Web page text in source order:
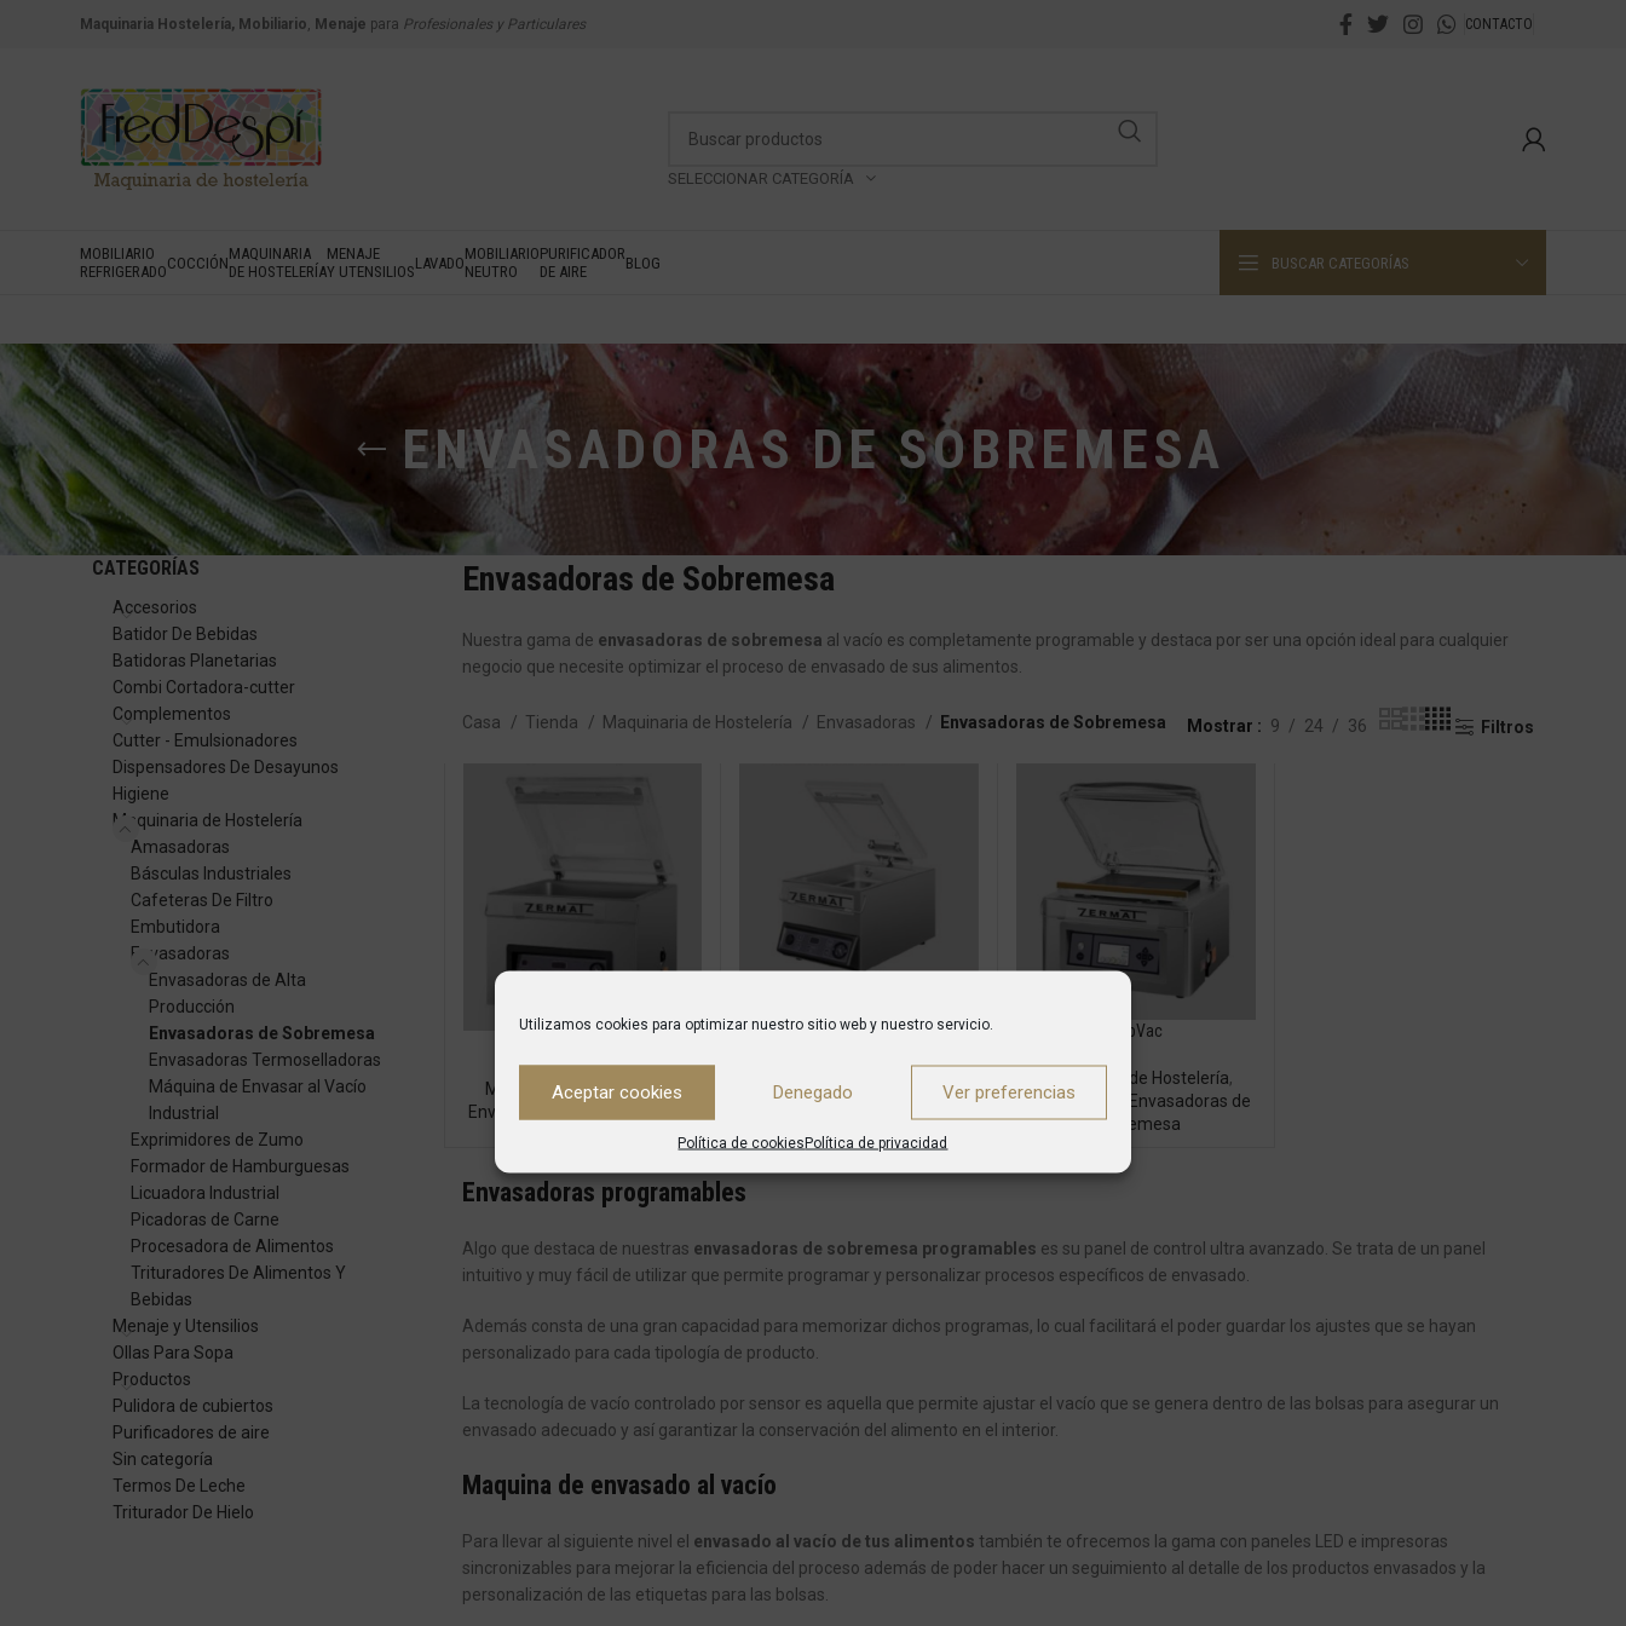
Utilizamos cookies para optimizar nuestro sitio web y nuestro servicio.
Aceptar cookies Denegado Ver preferencias
Política de cookiesPolítica de privacidad
Maquinaria Hostelería, Mobiliario, Menaje para Profesionales y Particulares CONTACTO
SELECCIONAR CATEGORÍA
MOBILIARIO
REFRIGERADOCOCCIÓNMAQUINARIA
DE HOSTELERÍA
MENAJE
Y UTENSILIOSLAVADOMOBILIARIO
NEUTRO
PURIFICADOR
DE AIRE
BLOG BUSCAR CATEGORÍAS
ENVASADORAS DE SOBREMESA
Envasadoras de Sobremesa
Nuestra gama de envasadoras de sobremesa al vacío es completamente programable y destaca por ser una opción ideal para cualquier
negocio que necesite optimizar el proceso de envasado de sus alimentos.
Casa Tienda Maquinaria de Hostelería Envasadoras Envasadoras de Sobremesa Mostrar 9 24 36 Filtros
Maquinaria de Hostelería,
Envasadoras
Envasadoras de
Sobremesa
RapVac
Maquinaria de Hostelería,
Envasadoras
Envasadoras de
Sobremesa
Envasadoras programables
Algo que destaca de nuestras envasadoras de sobremesa programables es su panel de control ultra avanzado. Se trata de un panel
intuitivo y muy fácil de utilizar que permite programar y personalizar procesos específicos de envasado.
Además consta de una gran capacidad para memorizar dichos programas, lo cual facilitará el poder guardar los ajustes que se hayan
personalizado para cada tipología de producto.
La tecnología de vacío controlado por sensor es aquella que permite ajustar el vacío que se genera dentro de las bolsas para asegurar un
envasado adecuado y así garantizar la conservación del alimento en el interior.
Maquina de envasado al vacío
Para llevar al siguiente nivel el envasado al vacío de tus alimentos también te ofrecemos la gama con paneles LED e impresoras
sincronizables para mejorar la eficiencia del proceso además de poder hacer un seguimiento al detalle de los productos envasados y la
personalización de las etiquetas para las bolsas.
CATEGORÍAS
Accesorios
Batidor De Bebidas
Batidoras Planetarias
Combi Cortadora-cutter
Complementos
Cutter - Emulsionadores
Dispensadores De Desayunos
Higiene
Maquinaria de Hostelería
Amasadoras
Básculas Industriales
Cafeteras De Filtro
Embutidora
Envasadoras
Envasadoras de Alta
Producción
Envasadoras de Sobremesa
Envasadoras Termoselladoras
Máquina de Envasar al Vacío
Industrial
Exprimidores de Zumo
Formador de Hamburguesas
Licuadora Industrial
Picadoras de Carne
Procesadora de Alimentos
Trituradores De Alimentos Y
Bebidas
Menaje y Utensilios
Ollas Para Sopa
Productos
Pulidora de cubiertos
Purificadores de aire
Sin categoría
Termos De Leche
Triturador De Hielo